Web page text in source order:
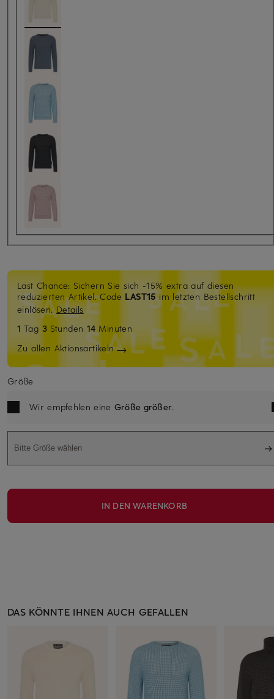
Last Chance: Sichern Sie sich -15% extra auf diesen
reduzierten Artikel. Code LAST15im letzten Bestellschritt
einlösen.Details
1 Tag 3 Stunden 14 Minuten
Zu allen Aktionsartikeln
Größe
Wir empfehlen eine Größe größer.
Bitte Größe wählen
IN DEN WARENKORB
DAS KÖNNTE IHNEN AUCH GEFALLEN